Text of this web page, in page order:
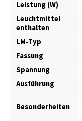
Leistung (W)
Leuchtmittel
enthalten
LM-Typ
Fassung
Spannung
Ausführung
Besonderheiten